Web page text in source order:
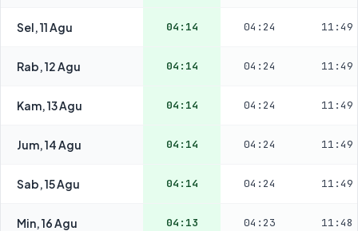
Sel, 11 Agu 04:14 04:24 11:49
Rab, 12 Agu 04:14 04:24 11:49
Kam, 13 Agu 04:14 04:24 11:49
Jum, 14 Agu 04:14 04:24 11:49
Sab, 15 Agu 04:14 04:24 11:49
Min, 16 Agu 04:13 04:23 11:48